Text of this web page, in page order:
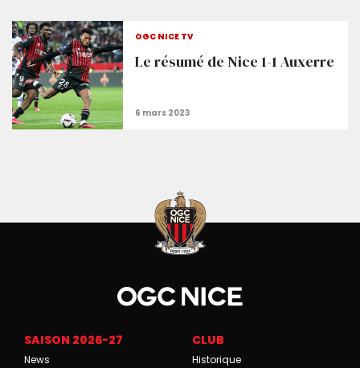
OGC NICE TV
Le résumé de Nice 1-1 Auxerre
Les réactions d'après-match
SAISON 2026-27
News
CLUB
Historique